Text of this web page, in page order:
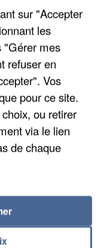
DE LA DZ
sur "Accepter
les
"Gérer mes
refuser en
Vos
pour ce site.
ou retirer
via le lien
de chaque